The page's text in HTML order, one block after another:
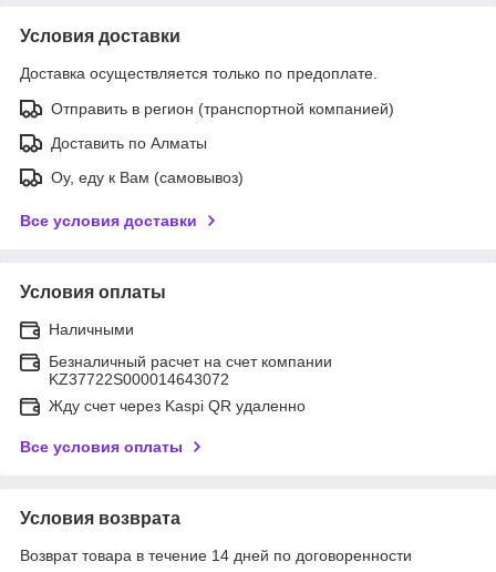
Условия доставки
Доставка осуществляется только по предоплате.
Отправить в регион (транспортной компанией)
Доставить по Алматы
Оу, еду к Вам (самовывоз)
Все условия доставки
Условия оплаты
Наличными
Безналичный расчет на счет компании
KZ37722S000014643072
Жду счет через Kaspi QR удаленно
Все условия оплаты
Условия возврата
Возврат товара в течение 14 дней по договоренности